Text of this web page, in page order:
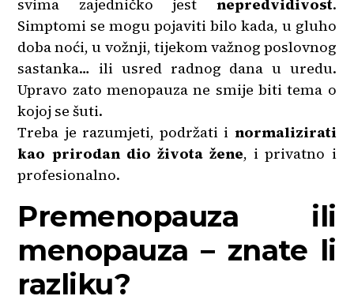
svima zajedničko jest nepredvidivost.
Simptomi se mogu pojaviti bilo kada, u gluho
doba noći, u vožnji, tijekom važnog poslovnog
sastanka… ili usred radnog dana u uredu.
Upravo zato menopauza ne smije biti tema o
kojoj se šuti.
Treba je razumjeti, podržati i normalizirati
kao prirodan dio života žene, i privatno i
profesionalno.
Premenopauza ili
menopauza – znate li
razliku?